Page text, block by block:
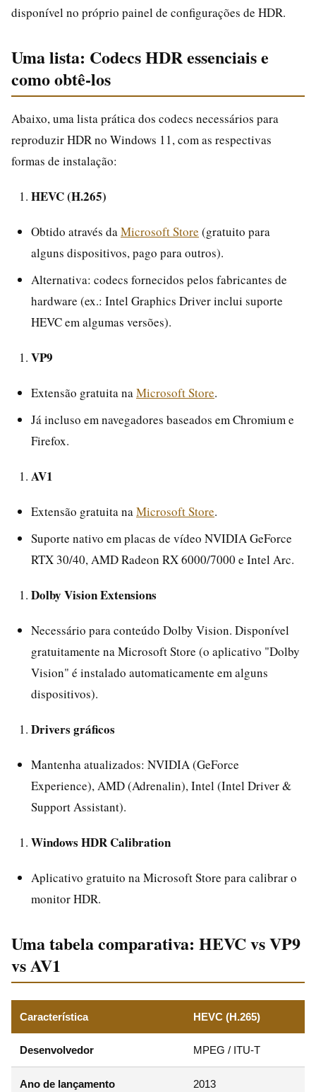
disponível no próprio painel de configurações de HDR.
Uma lista: Codecs HDR essenciais e
como obtê-los
Abaixo, uma lista prática dos codecs necessários para
reproduzir HDR no Windows 11, com as respectivas
formas de instalação:
HEVC (H.265)
Obtido através da Microsoft Store (gratuito para
alguns dispositivos, pago para outros).
Alternativa: codecs fornecidos pelos fabricantes de
hardware (ex.: Intel Graphics Driver inclui suporte
HEVC em algumas versões).
VP9
Extensão gratuita na Microsoft Store.
Já incluso em navegadores baseados em Chromium e
Firefox.
AV1
Extensão gratuita na Microsoft Store.
Suporte nativo em placas de vídeo NVIDIA GeForce
RTX 30/40, AMD Radeon RX 6000/7000 e Intel Arc.
Dolby Vision Extensions
Necessário para conteúdo Dolby Vision. Disponível
gratuitamente na Microsoft Store (o aplicativo "Dolby
Vision" é instalado automaticamente em alguns
dispositivos).
Drivers gráficos
Mantenha atualizados: NVIDIA (GeForce
Experience), AMD (Adrenalin), Intel (Intel Driver &
Support Assistant).
Windows HDR Calibration
Aplicativo gratuito na Microsoft Store para calibrar o
monitor HDR.
Uma tabela comparativa: HEVC vs VP9
vs AV1
Característica HEVC (H.265)
Desenvolvedor MPEG / ITU-T
Ano de lançamento 2013